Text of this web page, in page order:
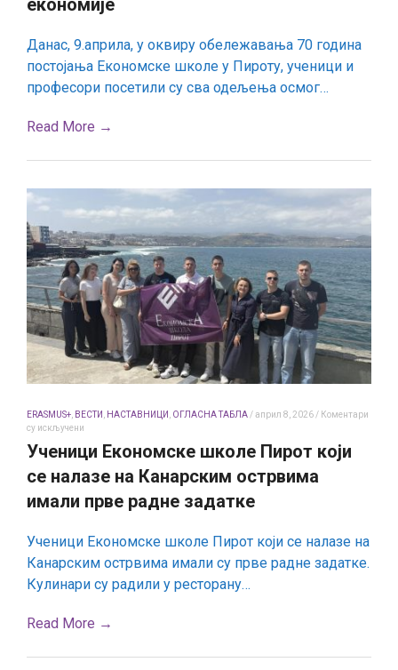
осмаци
за
награде
квизу
Данас, 9.априла, у оквиру обележавања 70 година
постојања Економске школе у Пироту, ученици и
професори посетили су сва одељења осмог…
Read More →
ERASMUS+ ВЕСТИ НАСТАВНИЦИ ОГЛАСНА ТАБЛА /април 8, 2026 / Коментари
су искључени
Економске
Пирот
се
Канарским
острвима
прве
Ученици Економске школе Пирот који
се налазе на Канарским острвима
имали прве радне задатке
Ученици Економске школе Пирот који се налазе на
Канарским острвима имали су прве радне задатке.
Кулинари су радили у ресторану…
Read More →